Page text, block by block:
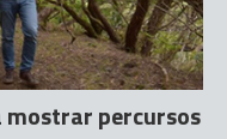
mostrar percursos